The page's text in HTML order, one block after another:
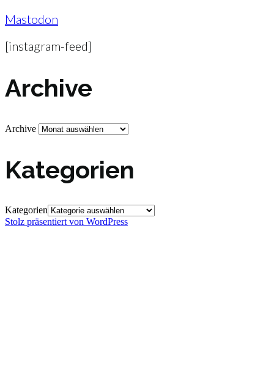
Mastodon
[instagram-feed]
Archive
Archive
Kategorien
Kategorien
Stolz präsentiert von WordPress